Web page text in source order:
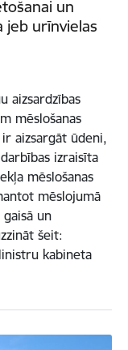
un
jeb urīnvielas
aizsardzības
mēslošanas
aizsargāt ūdeni,
izraisīta
mēslošanas
mēslojumā
un
šeit:
kabineta